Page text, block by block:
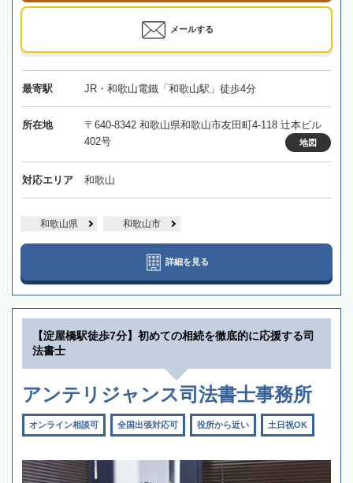
メールする
最寄駅 JR・和歌山電鐵「和歌山駅」徒歩4分
所在地
〒640-8342 和歌山県和歌山市友田町4-118 辻本ビル
402号
地図
対応エリア 和歌山
和歌山県 和歌山市
詳細を見る
【淀屋橋駅徒歩7分】初めての相続を徹底的に応援する司
法書士
アンテリジャンス司法書士事務所
オンライン相談可 全国出張対応可 役所から近い 土日祝OK